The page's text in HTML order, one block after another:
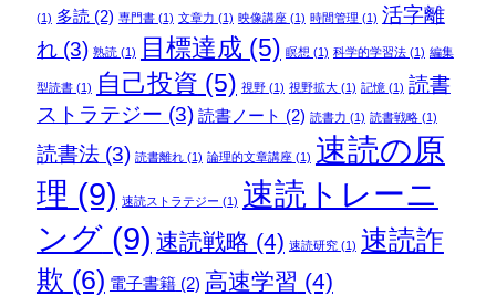
(1) 多読 (2) 専門書(1) 文章力 (1) 映像講座(1) 時間管理 (1) 活字離
れ(3) 熟読(1) 目標達成 (5) 瞑想 (1) 科学的学習法(1) 編集
型読書(1) 自己投資 (5) 視野(1) 視野拡大(1) 記憶(1) 読書
ストラテジー (3) 読書ノート (2) 読書力 (1) 読書戦略(1)
読書法(3) 読書離れ(1) 論理的文章講座(1) 速読の原
理 (9) 速読ストラテジー (1) 速読トレーニ
ング(9) 速読戦略 (4) 速読研究(1) 速読詐
欺 (6) 電子書籍(2) 高速学習 (4)